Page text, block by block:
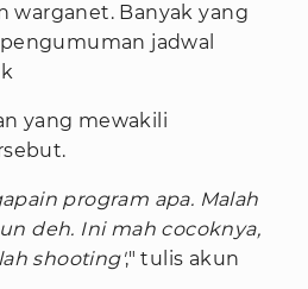
warganet. Banyak yang
jadwal
yang mewakili
program apa. Malah
deh. Ini mah cocoknya,
shooting'," tulis akun